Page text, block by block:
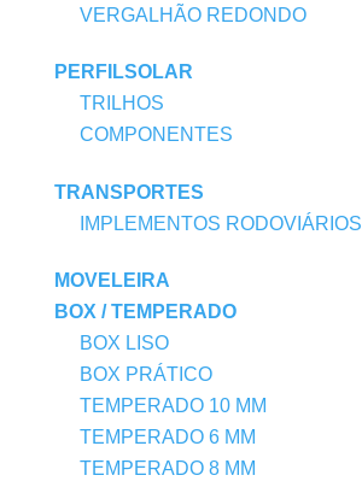
VERGALHÃO REDONDO
PERFILSOLAR
TRILHOS
COMPONENTES
TRANSPORTES
IMPLEMENTOS RODOVIÁRIOS
MOVELEIRA
BOX / TEMPERADO
BOX LISO
BOX PRÁTICO
TEMPERADO 10 MM
TEMPERADO 6 MM
TEMPERADO 8 MM